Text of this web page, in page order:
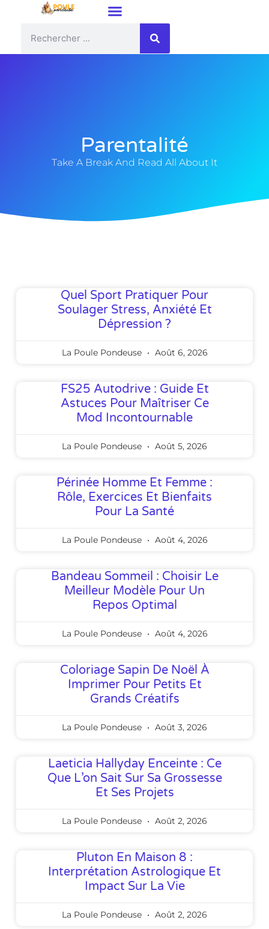
Parentalité
Take A Break And Read All About It
Quel Sport Pratiquer Pour
Soulager Stress, Anxiété Et
Dépression ?
La Poule Pondeuse Août 6, 2026
FS25 Autodrive : Guide Et
Astuces Pour Maîtriser Ce
Mod Incontournable
La Poule Pondeuse Août 5, 2026
Périnée Homme Et Femme :
Rôle, Exercices Et Bienfaits
Pour La Santé
La Poule Pondeuse Août 4, 2026
Bandeau Sommeil : Choisir Le
Meilleur Modèle Pour Un
Repos Optimal
La Poule Pondeuse Août 4, 2026
Coloriage Sapin De Noël À
Imprimer Pour Petits Et
Grands Créatifs
La Poule Pondeuse Août 3, 2026
Laeticia Hallyday Enceinte : Ce
Que L’on Sait Sur Sa Grossesse
Et Ses Projets
La Poule Pondeuse Août 2, 2026
Pluton En Maison 8 :
Interprétation Astrologique Et
Impact Sur La Vie
La Poule Pondeuse Août 2, 2026